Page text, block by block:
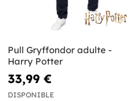
Pull Gryffondor adulte -
Harry Potter
33,99 €
DISPONIBLE